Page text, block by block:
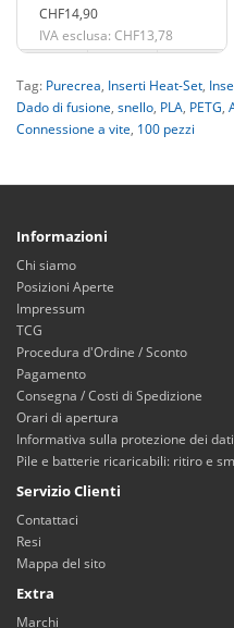
CHF14,90
IVA esclusa: CHF13,78
Tag: Purecrea, Inserti Heat-Set,
Dado di fusione, snello, PLA, PETG,
Connessione a vite, 100 pezzi
Informazioni
Chi siamo
Posizioni Aperte
Impressum
TCG
Procedura d'Ordine / Sconto
Pagamento
Consegna / Costi di Spedizione
Orari di apertura
Informativa sulla protezione dei dati
Pile e batterie ricaricabili: ritiro e
Servizio Clienti
Contattaci
Resi
Mappa del sito
Extra
Marchi